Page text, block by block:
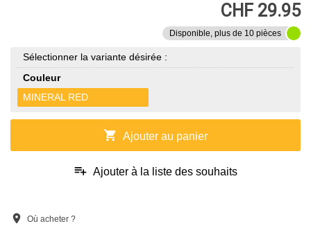
CHF 29.95
Disponible, plus de 10 pièces
Sélectionner la variante désirée :
Couleur
MINERAL RED
shopping_cart Ajouter au panier
playlist_add Ajouter à la liste des souhaits
location_on Où acheter ?